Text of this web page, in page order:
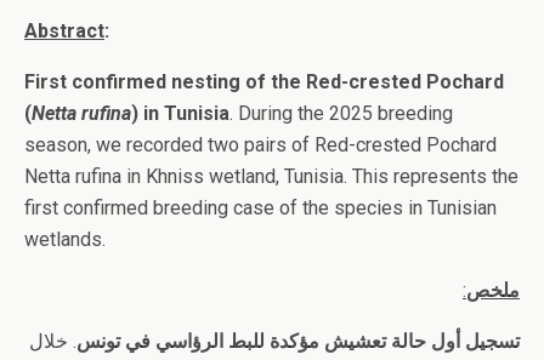
Abstract:
First confirmed nesting of the Red-crested Pochard
(Netta rufina) in Tunisia. During the 2025 breeding
season, we recorded two pairs of Red-crested Pochard
Netta rufina in Khniss wetland, Tunisia. This represents the
first confirmed breeding case of the species in Tunisian
wetlands.
:ملخص
تسجيل أول حالة تعشيش مؤكدة للبط الرؤاسي في تونس. خلال